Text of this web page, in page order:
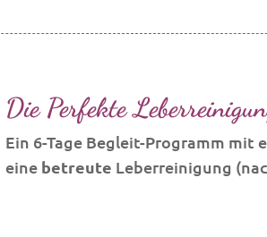
Die Perfekte
Ein 6-Tage Begleit-Programm
eine betreute Leberreinigung